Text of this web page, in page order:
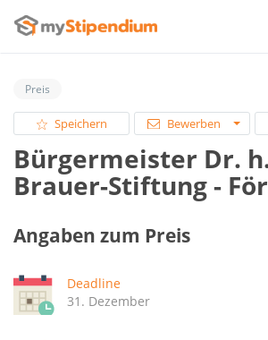
Preis
Speichern Bewerben
Bürgermeister Dr.
Brauer-Stiftung -
Angaben zum Preis
Deadline
31. Dezember